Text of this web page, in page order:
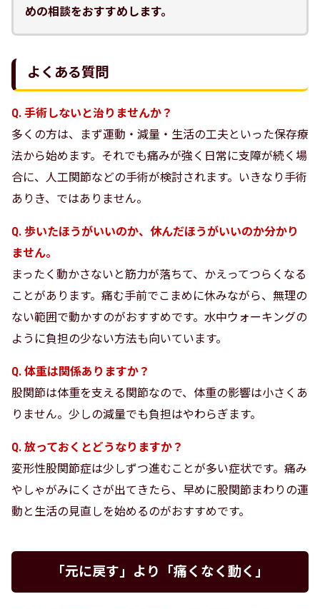
めの相談をおすすめします。
よくある質問
Q. 手術しないと治りませんか？
多くの方は、まず運動・減量・生活の工夫といった保存療
法から始めます。それでも痛みが強く日常に支障が続く場
合に、人工関節などの手術が検討されます。いきなり手術
ありき、ではありません。
Q. 歩いたほうがいいのか、休んだほうがいいのか分かり
ません。
まったく動かさないと筋力が落ちて、かえってつらくなる
ことがあります。痛む手前でこまめに休みながら、無理の
ない範囲で動かすのがおすすめです。水中ウォーキングの
ように負担の少ない方法も向いています。
Q. 体重は関係ありますか？
股関節は体重を支える関節なので、体重の影響は小さくあ
りません。少しの減量でも負担はやわらぎます。
Q. 放っておくとどうなりますか？
変形性股関節症は少しずつ進むことが多い症状です。痛み
やしゃがみにくさが出てきたら、早めに股関節まわりの運
動と生活の見直しを始めるのがおすすめです。
「元に戻す」より「痛くなく動く」